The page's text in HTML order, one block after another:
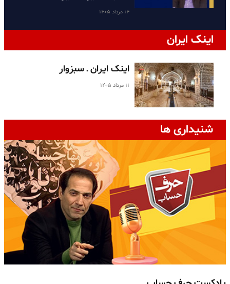
۱۴ مرداد ۱۴۰۵
اینک ایران
اینک ایران ـ سبزوار
۱۱ مرداد ۱۴۰۵
شنیداری ها